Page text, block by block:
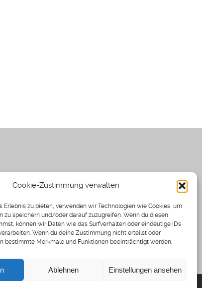
Cookie-Zustimmung verwalten
Erlebnis zu bieten, verwenden wir Technologien wie Cookies, um
zu speichern und/oder darauf zuzugreifen. Wenn du diesen
können wir Daten wie das Surfverhalten oder eindeutige IDs
Wenn du deine Zustimmung nicht erteilst oder
bestimmte Merkmale und Funktionen beeinträchtigt werden.
Ablehnen Einstellungen ansehen